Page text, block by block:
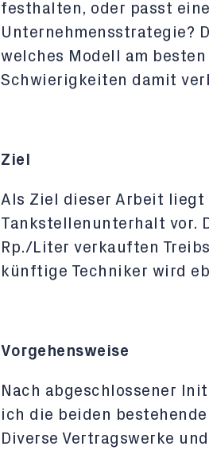
festhalten, oder passt
Unternehmensstrategie?
welches Modell am
Schwierigkeiten damit
Ziel
Als Ziel dieser Arbeit
Tankstellenunterhalt vor.
Rp./Liter verkauften
künftige Techniker wird
Vorgehensweise
Nach abgeschlossener
ich die beiden
Diverse Vertragswerke